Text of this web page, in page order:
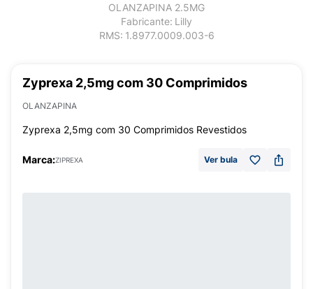
OLANZAPINA 2.5MG
Fabricante: Lilly
RMS: 1.8977.0009.003-6
Zyprexa 2,5mg com 30 Comprimidos
OLANZAPINA
Zyprexa 2,5mg com 30 Comprimidos Revestidos
Marca:ZIPREXA Ver bula